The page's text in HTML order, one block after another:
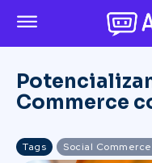
Commerce
Tags Social